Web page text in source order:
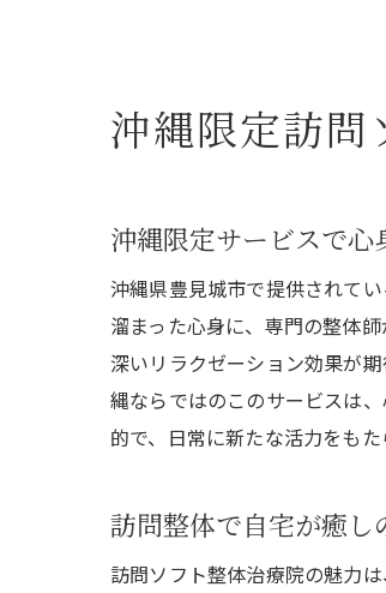
沖縄限定訪問
沖縄限定サービスで心
沖縄県豊見城市で提供されて
溜まった心身に、専門の整体
深いリラクゼーション効果が
縄ならではのこのサービスは
的で、日常に新たな活力をもた
訪問整体で自宅が癒し
訪問ソフト整体治療院の魅力